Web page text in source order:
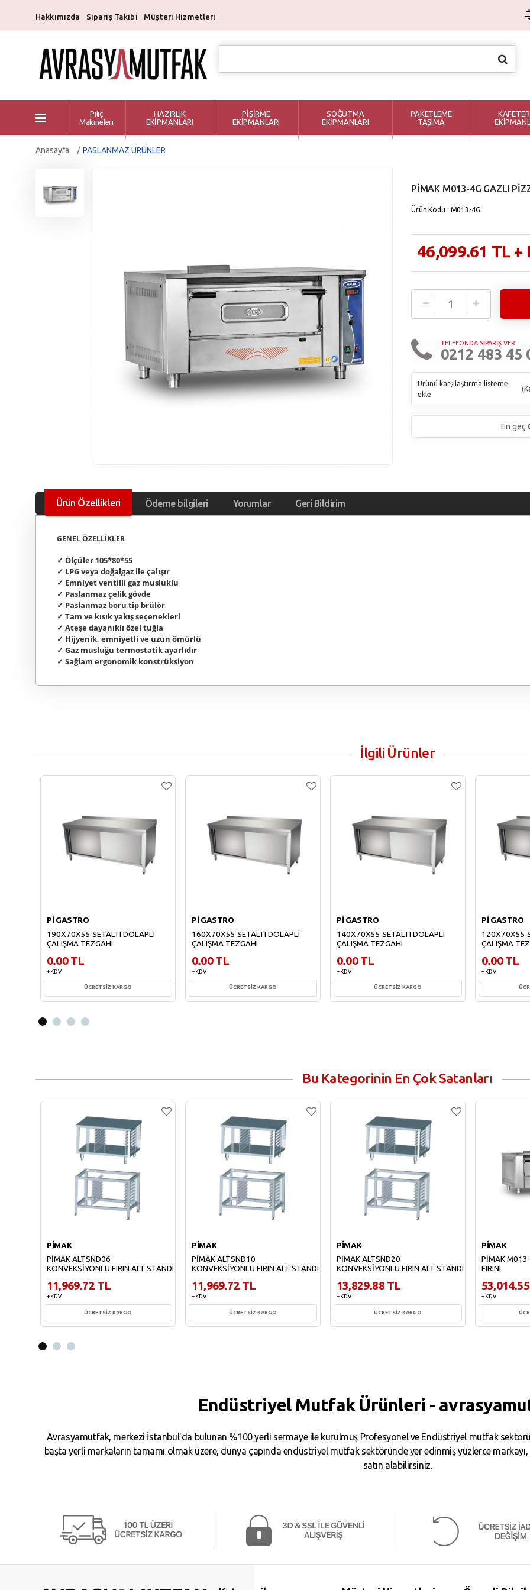
Hakkımızda Sipariş Takibi Müşteri Hizmetleri
Piliç
Makineleri
HAZIRLIK
EKİPMANLARI
PİŞİRME
EKİPMANLARI
SOĞUTMA
EKİPMANLARI
PAKETLEME
TAŞIMA
Anasayfa PASLANMAZ ÜRÜNLER
PİMAK M013-4G GAZLI
Ürün Kodu : M013-4G
46,099.61 TL +
TELEFONDA SİPARİŞ VER
0212 483 45
Ürünü karşılaştırma listeme
ekle
(
En geç
Ürün Özellikleri Ödeme bilgileri Yorumlar Geri Bildirim
GENEL ÖZELLİKLER
✓ Ölçüler 105*80*55
✓ LPG veya doğalgaz ile çalışır
✓ Emniyet ventilli gaz musluklu
✓ Paslanmaz çelik gövde
✓ Paslanmaz boru tip brülör
✓ Tam ve kısık yakış seçenekleri
✓ Ateşe dayanıklı özel tuğla
✓ Hijyenik, emniyetli ve uzun ömürlü
✓ Gaz musluğu termostatik ayarlıdır
✓ Sağlam ergonomik konstrüksiyon
İlgili Ürünler
Pİ GASTRO
190X70X55 SETALTI DOLAPLI
ÇALIŞMA TEZGAHI
0.00 TL
+ KDV
ÜCRETSİZ KARGO
Pİ GASTRO
160X70X55 SETALTI DOLAPLI
ÇALIŞMA TEZGAHI
0.00 TL
+ KDV
ÜCRETSİZ KARGO
Pİ GASTRO
140X70X55 SETALTI DOLAPLI
ÇALIŞMA TEZGAHI
0.00 TL
+ KDV
ÜCRETSİZ KARGO
Pİ GASTRO
120X70X55
ÇALIŞMA
0.00 TL
+ KDV
Bu Kategorinin En Çok Satanları
PİMAK
PİMAK ALTSND06
KONVEKSİYONLU FIRIN ALT STANDI
11,969.72 TL
+ KDV
ÜCRETSİZ KARGO
PİMAK
PİMAK ALTSND10
KONVEKSİYONLU FIRIN ALT STANDI
11,969.72 TL
+ KDV
ÜCRETSİZ KARGO
PİMAK
PİMAK ALTSND20
KONVEKSİYONLU FIRIN ALT STANDI
13,829.88 TL
+ KDV
ÜCRETSİZ KARGO
PİMAK
PİMAK
FIRINI
+ KDV
Endüstriyel Mutfak Ürünleri -
Avrasyamutfak, merkezi İstanbul'da bulunan %100 yerli sermaye ile kurulmuş Profesyonel ve Endüstriyel mutfak
başta yerli markaların tamamı olmak üzere, dünya çapında endüstriyel mutfak sektöründe yer edinmiş yüzlerce
satın alabilirsiniz.